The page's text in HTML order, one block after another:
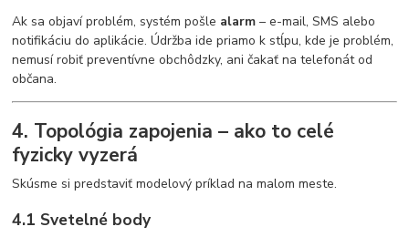
Ak sa objaví problém, systém pošle alarm – e-mail, SMS alebo
notifikáciu do aplikácie. Údržba ide priamo k stĺpu, kde je problém,
nemusí robiť preventívne obchôdzky, ani čakať na telefonát od
občana.
4. Topológia zapojenia – ako to celé
fyzicky vyzerá
Skúsme si predstaviť modelový príklad na malom meste.
4.1 Svetelné body